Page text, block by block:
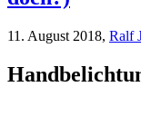
11. August 2018, Ralf